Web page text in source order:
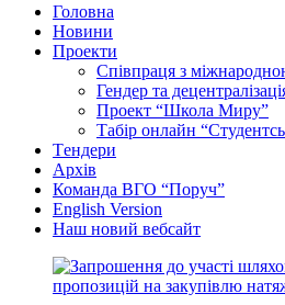
Головна
Новини
Проекти
Співпраця з
Гендер та
Проект “Школа Миру”
Табір онлайн
Tендери
Архів
Команда ВГО “Поруч”
English Version
Наш новий вебсайт